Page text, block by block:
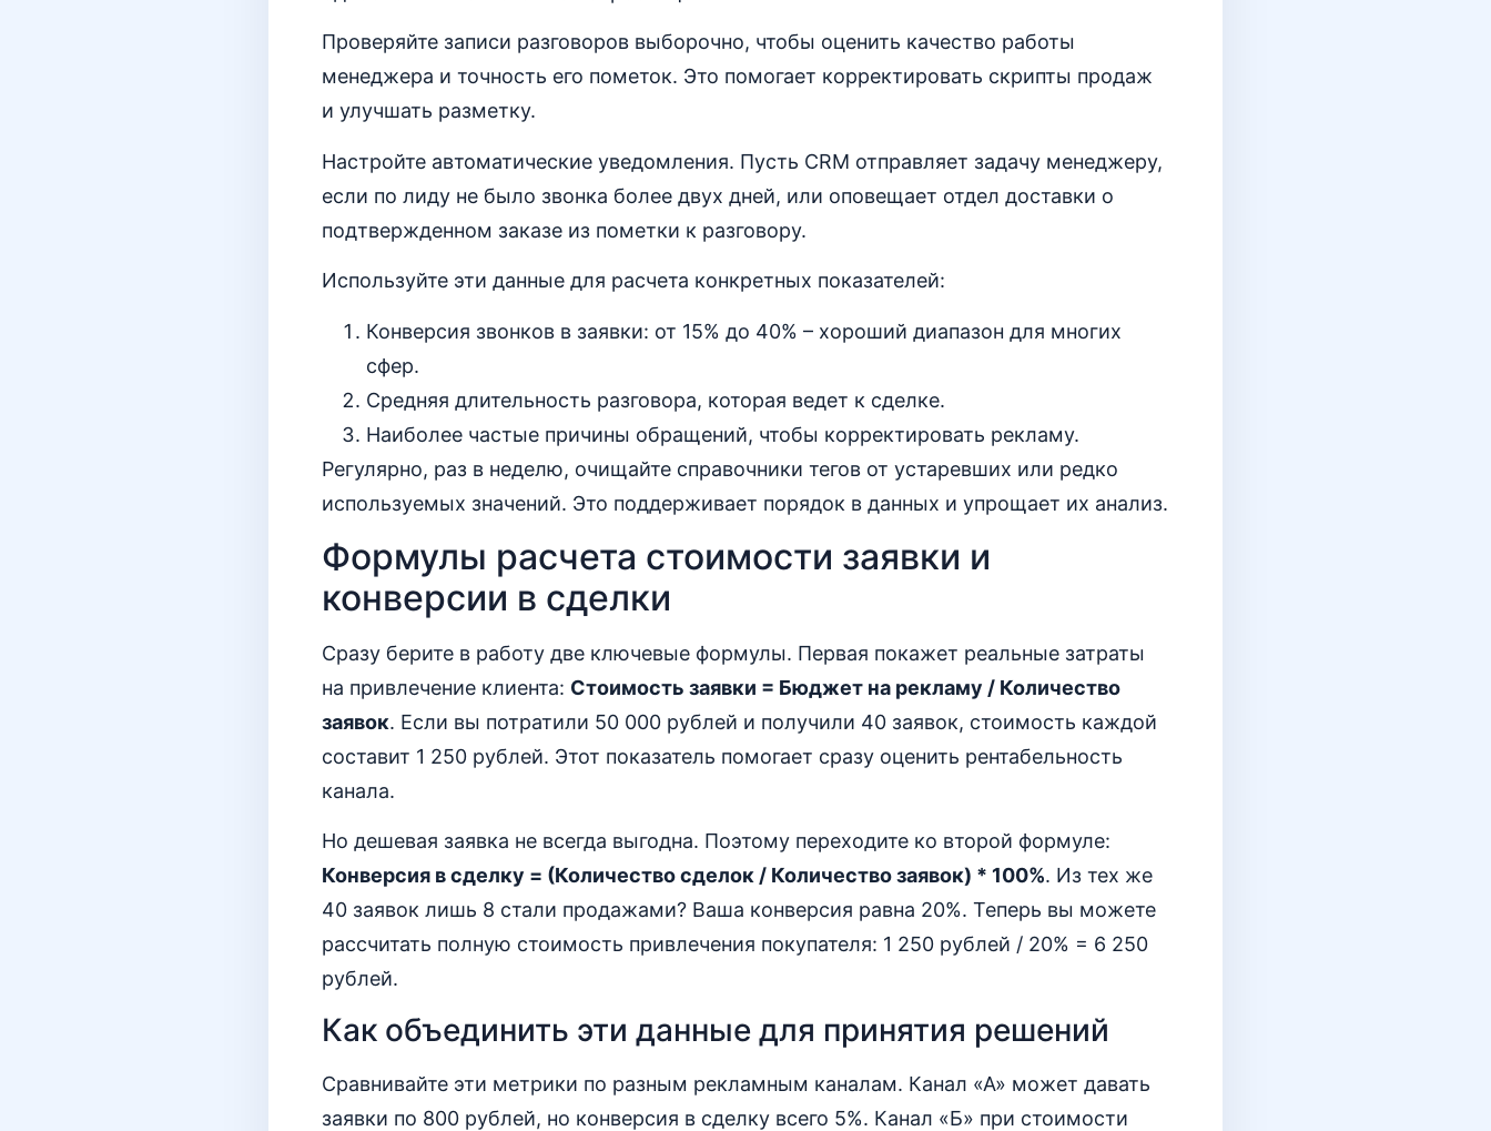
Проверяйте записи разговоров выборочно, чтобы оценить качество работы
менеджера и точность его пометок. Это помогает корректировать скрипты продаж
и улучшать разметку.
Настройте автоматические уведомления. Пусть CRM отправляет задачу менеджеру,
если по лиду не было звонка более двух дней, или оповещает отдел доставки о
подтвержденном заказе из пометки к разговору.
Используйте эти данные для расчета конкретных показателей:
Конверсия звонков в заявки: от 15% до 40% – хороший диапазон для многих
сфер.
Средняя длительность разговора, которая ведет к сделке.
Наиболее частые причины обращений, чтобы корректировать рекламу.
Регулярно, раз в неделю, очищайте справочники тегов от устаревших или редко
используемых значений. Это поддерживает порядок в данных и упрощает их анализ.
Формулы расчета стоимости заявки и
конверсии в сделки
Сразу берите в работу две ключевые формулы. Первая покажет реальные затраты
на привлечение клиента: Стоимость заявки = Бюджет на рекламу / Количество
заявок. Если вы потратили 50 000 рублей и получили 40 заявок, стоимость каждой
составит 1 250 рублей. Этот показатель помогает сразу оценить рентабельность
канала.
Но дешевая заявка не всегда выгодна. Поэтому переходите ко второй формуле:
Конверсия в сделку = (Количество сделок / Количество заявок) * 100%. Из тех же
40 заявок лишь 8 стали продажами? Ваша конверсия равна 20%. Теперь вы можете
рассчитать полную стоимость привлечения покупателя: 1 250 рублей / 20% = 6 250
рублей.
Как объединить эти данные для принятия решений
Сравнивайте эти метрики по разным рекламным каналам. Канал «А» может давать
заявки по 800 рублей, но конверсия в сделку всего 5%. Канал «Б» при стоимости